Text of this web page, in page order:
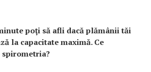
poţi să afli dacă plămânii tăi
la capacitate maximă. Ce